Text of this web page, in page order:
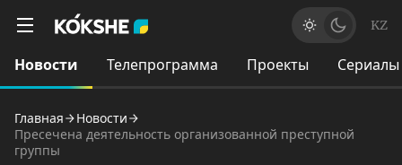
KZ
Новости Телепрограмма Проекты Сериалы
Главная
Новости
Пресечена деятельность организованной преступной
группы